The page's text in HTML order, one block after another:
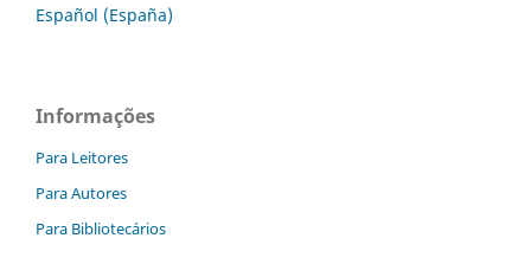
Español (España)
Informações
Para Leitores
Para Autores
Para Bibliotecários